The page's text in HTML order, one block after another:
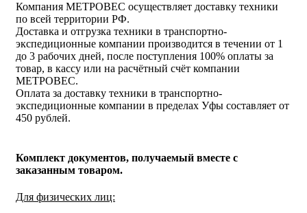
Компания МЕТРОВЕС осуществляет доставку техники
по всей территории РФ.
Доставка и отгрузка техники в транспортно-
экспедиционные компании производится в течении от 1
до 3 рабочих дней, после поступления 100% оплаты за
товар, в кассу или на расчётный счёт компании
МЕТРОВЕС.
Оплата за доставку техники в транспортно-
экспедиционные компании в пределах Уфы составляет от
450 рублей.
Комплект документов, получаемый вместе с
заказанным товаром.
Для физических лиц: